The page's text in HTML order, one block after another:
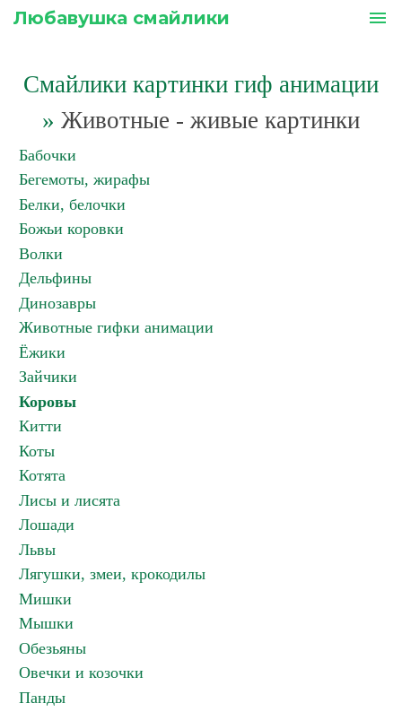
Любавушка смайлики menu
Смайлики картинки гиф анимации
» Животные - живые картинки
Бабочки
Бегемоты, жирафы
Белки, белочки
Божьи коровки
Волки
Дельфины
Динозавры
Животные гифки анимации
Ёжики
Зайчики
Коровы
Китти
Коты
Котята
Лисы и лисята
Лошади
Львы
Лягушки, змеи, крокодилы
Мишки
Мышки
Обезьяны
Овечки и козочки
Панды